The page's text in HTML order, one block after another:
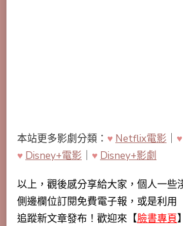
本站更多影劇分類： ♥ Netflix電影 ♥
♥ Disney+電影 ♥ Disney+影劇
以上，觀後感分享給大家，個人一些
側邊欄位訂閱免費電子報，或是利用
追蹤新文章發布！歡迎來【臉書專頁